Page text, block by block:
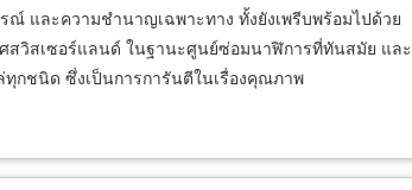
และความชำนาญเฉพาะทาง ทั้งยังเพรีบพร้อมไปด้วย
สวิสเซอร์แลนด์ ในฐานะศูนย์ซ่อมนาฬิการที่ทันสมัย และ
กชนิด ซึ่งเป็นการการันตีในเรื่องคุณภาพ